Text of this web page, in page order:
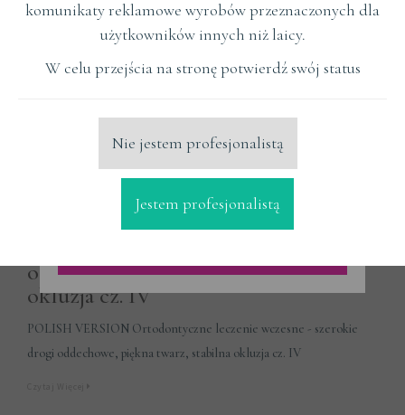
POLISH VERSION Ortodontyczne
oddechowe, piękna twarz, stabilna
okluzja cz. IV
POLISH VERSION Ortodontyczne leczenie wczesne - szerokie
drogi oddechowe, piękna twarz, stabilna okluzja cz. IV
komunikaty reklamowe wyrobów przeznaczonych dla
użytkowników innych niż laicy.
W celu przejścia na stronę potwierdź swój status
Nie jestem profesjonalistą
Jestem profesjonalistą